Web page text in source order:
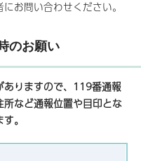
お問い合わせください。
のお願い
りますので、119番通報
など通報位置や目印とな
。